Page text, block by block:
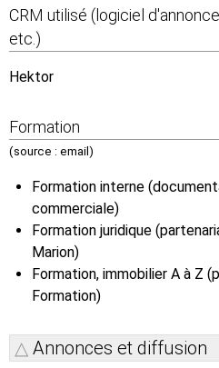
CRM utilisé (logiciel
etc.)
Hektor
Formation
(source : email)
Formation interne
commerciale)
Formation juridique
Marion)
Formation, immobilier A à Z
Formation)
Annonces et diffusion